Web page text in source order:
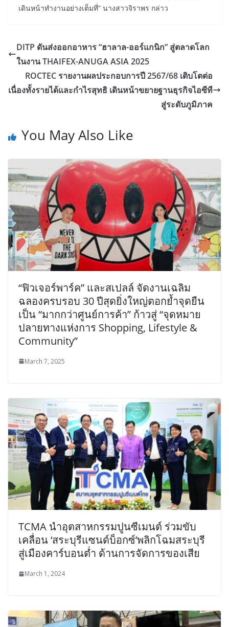
เดินหน้าทำงานอย่างเต็มที่” นางสาวจิราพร กล่าว
DITP ดันส่งออกอาหาร “ฮาลาล-ออร์แกนิก” สู่ตลาดโลก
ในงาน THAIFEX-ANUGA ASIA 2025
ROCTEC รายงานผลประกอบการปี 2567/68 เติบโตต่อ
เนื่องทั้งรายได้และกำไรสุทธิ เดินหน้าขยายฐานธุรกิจไอซีที
สู่ระดับภูมิภาค
You May Also Like
“ฟิวเจอร์พาร์ค” และสเปลล์ จัดงานเฉลิม
ฉลองครบรอบ 30 ปีสุดยิ่งใหญ่ตอกย้ำจุดยืน
เป็น “มากกว่าศูนย์การค้า” ก้าวสู่ “จุดหมาย
ปลายทางแห่งการ Shopping, Lifestyle &
Community”
March 7, 2025
TCMA นำอุตสาหกรรมปูนซีเมนต์ ร่วมขับ
เคลื่อน ‘สระบุรีแซนด์บ็อกซ์’พลิกโฉมสระบุรี
สู่เมืองคาร์บอนต่ำ ด้านการจัดการของเสีย
March 1, 2024